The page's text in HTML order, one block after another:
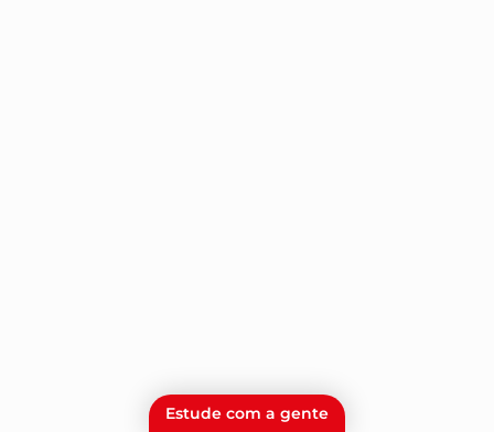
Estude com a gente